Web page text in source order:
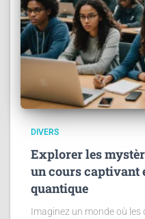
DIVERS
Explorer les
un cours captivant
quantique
Imaginez un monde où les